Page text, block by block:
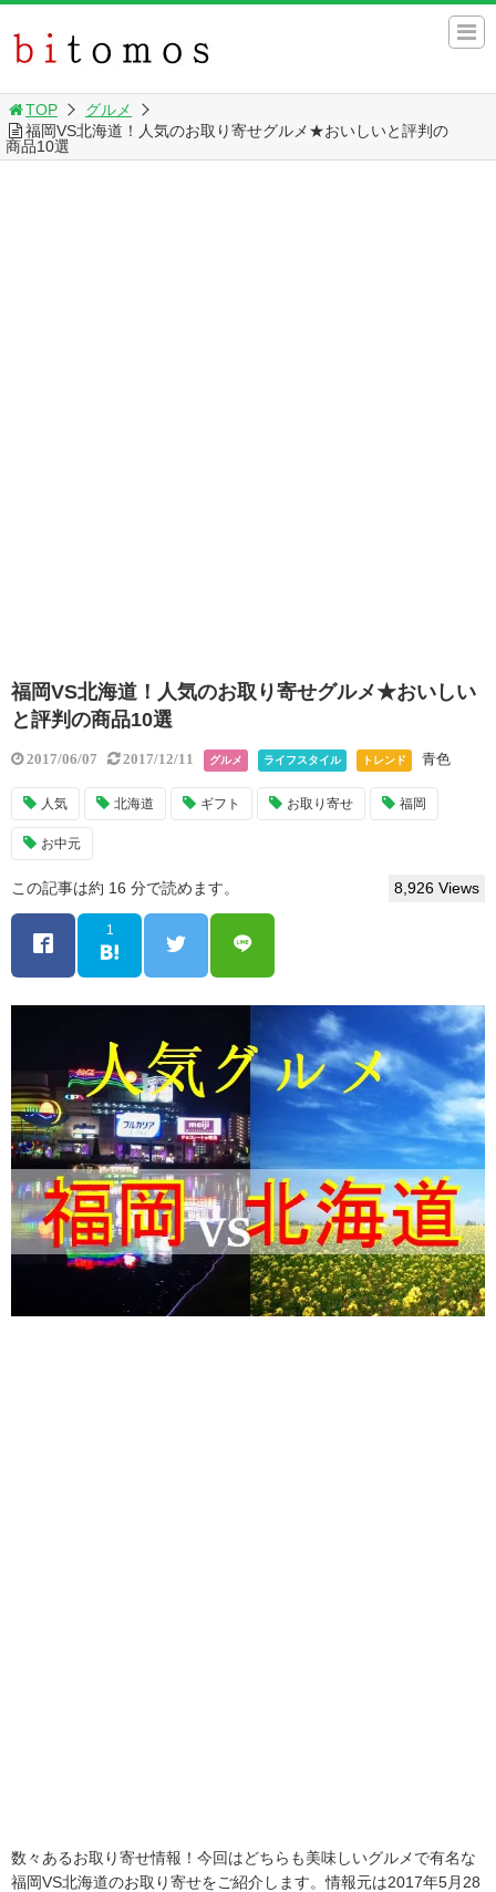
TOP
グルメ
福岡VS北海道！人気のお取り寄せグルメ★おいしいと評判の
商品10選
福岡VS北海道！人気のお取り寄せグルメ★おいしい
と評判の商品10選
2017/06/07 2017/12/11 グルメ ライフスタイル トレンド 青色
人気 北海道 ギフト お取り寄せ 福岡
お中元
この記事は約 16 分で読めます。 8,926 Views
1
数々あるお取り寄せ情報！今回はどちらも美味しいグルメで有名な
福岡VS北海道のお取り寄せをご紹介します。情報元は2017年5月28